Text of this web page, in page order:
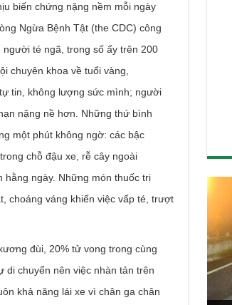
chứng nặng nềm mỗi ngày
Ngừa Bệnh Tật (the CDC) công
té ngã, trong số ấy trên 200
chuyên khoa về tuổi vàng,
tin, không lượng sức mình; người
nặng nề hơn. Những thứ bình
một phút không ngờ: các bậc
chỗ đậu xe, rễ cây ngoài
ngày. Những món thuốc trị
choáng váng khiến việc vấp té, trượt
đùi, 20% tử vong trong cùng
di chuyển nên việc nhàn tản trên
khả năng lái xe vì chân ga chân
4